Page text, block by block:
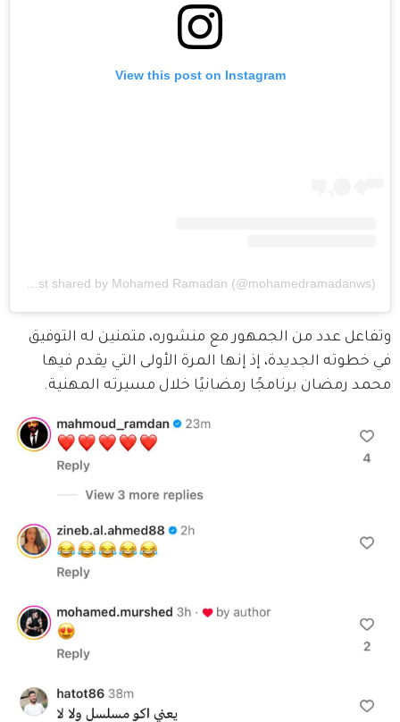
View this post on Instagram
A post shared by Mohamed Ramadan (@mohamedramadanws)
وتفاعل عدد من الجمهور مع منشوره، متمنين له التوفيق
في خطوته الجديدة، إذ إنها المرة الأولى التي يقدم فيها
محمد رمضان برنامجًا رمضانيًا خلال مسيرته المهنية.